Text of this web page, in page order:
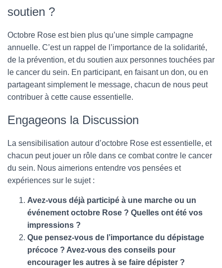
soutien ?
Octobre Rose est bien plus qu’une simple campagne
annuelle. C’est un rappel de l’importance de la solidarité,
de la prévention, et du soutien aux personnes touchées par
le cancer du sein. En participant, en faisant un don, ou en
partageant simplement le message, chacun de nous peut
contribuer à cette cause essentielle.
Engageons la Discussion
La sensibilisation autour d’octobre Rose est essentielle, et
chacun peut jouer un rôle dans ce combat contre le cancer
du sein. Nous aimerions entendre vos pensées et
expériences sur le sujet :
Avez-vous déjà participé à une marche ou un
événement octobre Rose ? Quelles ont été vos
impressions ?
Que pensez-vous de l’importance du dépistage
précoce ? Avez-vous des conseils pour
encourager les autres à se faire dépister ?